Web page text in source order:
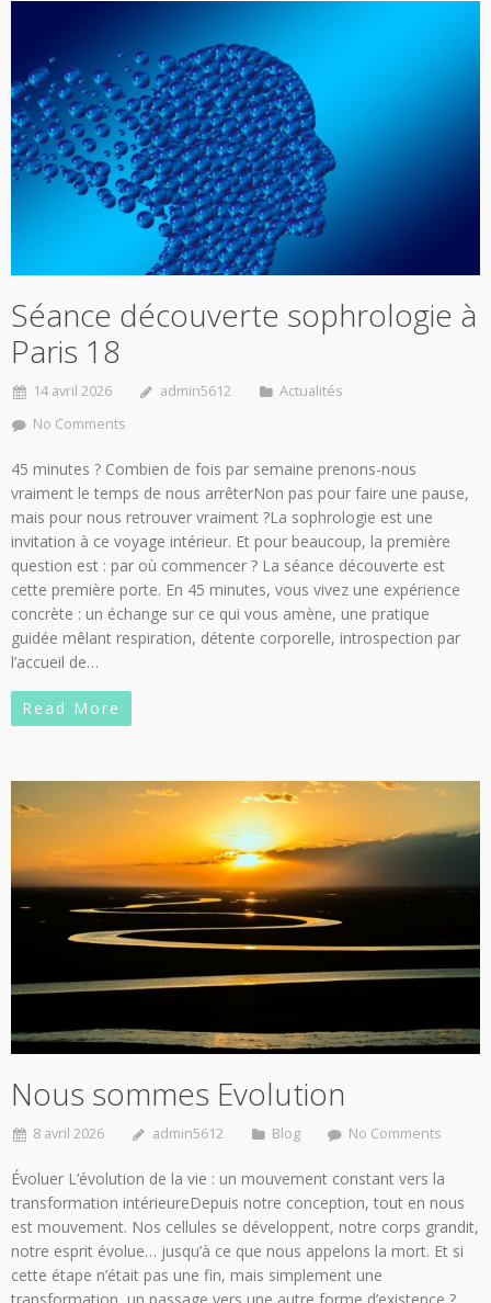
Séance découverte sophrologie à
Paris 18
14 avril 2026 admin5612
Actualités
No Comments
45 minutes ? Combien de fois par semaine prenons-nous
vraiment le temps de nous arrêterNon pas pour faire une pause,
mais pour nous retrouver vraiment ?La sophrologie est une
invitation à ce voyage intérieur. Et pour beaucoup, la première
question est : par où commencer ? La séance découverte est
cette première porte. En 45 minutes, vous vivez une expérience
concrète : un échange sur ce qui vous amène, une pratique
guidée mêlant respiration, détente corporelle, introspection par
l’accueil de…
Read More
Nous sommes Evolution
8 avril 2026 admin5612 Blog No Comments
Évoluer L’évolution de la vie : un mouvement constant vers la
transformation intérieureDepuis notre conception, tout en nous
est mouvement. Nos cellules se développent, notre corps grandit,
notre esprit évolue… jusqu’à ce que nous appelons la mort. Et si
cette étape n’était pas une fin, mais simplement une